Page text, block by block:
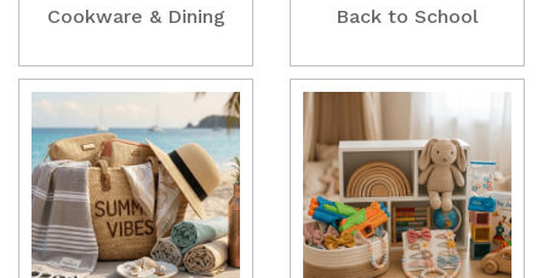
Cookware & Dining Back to School